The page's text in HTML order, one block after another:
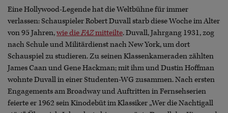
Eine Hollywood-Legende hat die Weltbühne für immer
verlassen: Schauspieler Robert Duvall starb diese Woche im Alter
von 95 Jahren,wie dieFAZmitteilte. Duvall, Jahrgang 1931, zog
nach Schule und Militärdienst nach New York, um dort
Schauspiel zu studieren. Zu seinen Klassenkameraden zählten
James Caan und Gene Hackman; mit ihm und Dustin Hoffman
wohnte Duvall in einer Studenten-WG zusammen. Nach ersten
Engagements am Broadway und Auftritten in Fernsehserien
feierte er 1962 sein Kinodebüt im Klassiker „Wer die Nachtigall